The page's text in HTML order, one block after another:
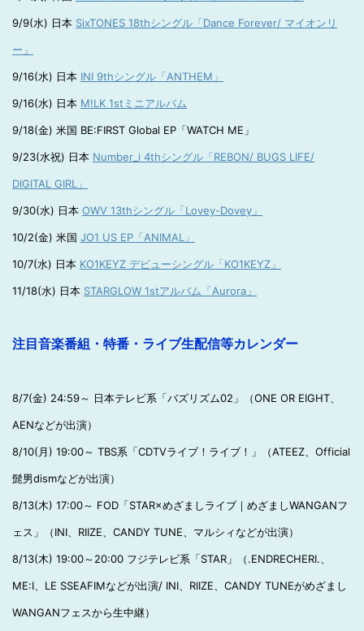
9/9(水) 日本 SixTONES 18thシングル「Dance Forever/ マイオンリ
ー」
9/16(水) 日本 INI 9thシングル「ANTHEM」
9/16(水) 日本 M!LK 1stミニアルバム
9/18(金) 米国 BE:FIRST Global EP「WATCH ME」
9/23(水祝) 日本 Number_i 4thシングル「REBON/ BUGS LIFE/
DIGITAL GIRL」
9/30(水) 日本 OWV 13thシングル「Lovey-Dovey」
10/2(金) 米国 JO1 US EP「ANIMAL」
10/7(水) 日本 KO1KEYZ デビューシングル「KO1KEYZ」
11/18(水) 日本 STARGLOW 1stアルバム「Aurora」
注目音楽番組・特番・ライブ生配信等カレンダー
8/7(金) 24:59～ 日本テレビ系「バズリズム02」（ONE OR EIGHT、
AENなどが出演）
8/10(月) 19:00～ TBS系「CDTVライブ！ライブ！」（ATEEZ、Official
髭男dismなどが出演）
8/13(木) 17:00～ FOD「STAR×めざましライブ｜めざましWANGANフ
ェス」（INI、RIIZE、CANDY TUNE、マルシィなどが出演）
8/13(木) 19:00～20:00 フジテレビ系「STAR」（.ENDRECHERI.、
ME:I、LE SSEAFIMなどが出演/ INI、RIIZE、CANDY TUNEがめざまし
WANGANフェスから生中継）